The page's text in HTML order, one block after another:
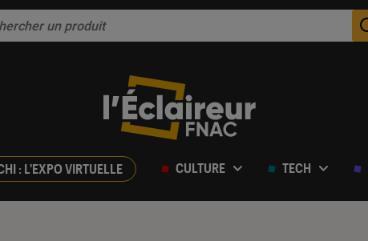
: L'EXPO VIRTUELLE CULTURE TECH